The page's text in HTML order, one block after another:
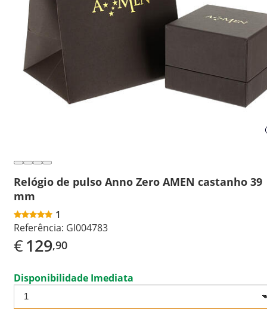
Relógio de pulso Anno Zero AMEN castanho 39
mm
1
Referência: GI004783
€129,90
Disponibilidade Imediata